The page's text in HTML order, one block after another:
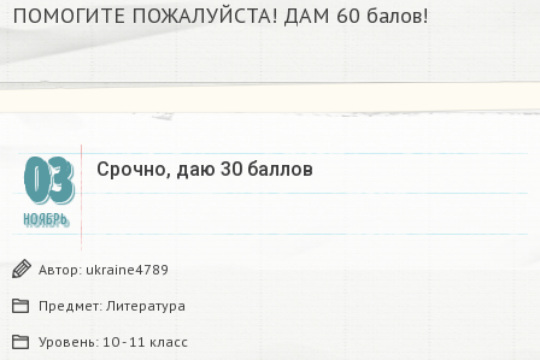
ПОМОГИТЕ ПОЖАЛУЙСТА! ДАМ 60 балов!
03
НОЯБРЬ
Срочно, даю 30 баллов​
Автор: ukraine4789
Предмет: Литература
Уровень: 10 - 11 класс